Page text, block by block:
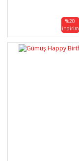
%20
indirim